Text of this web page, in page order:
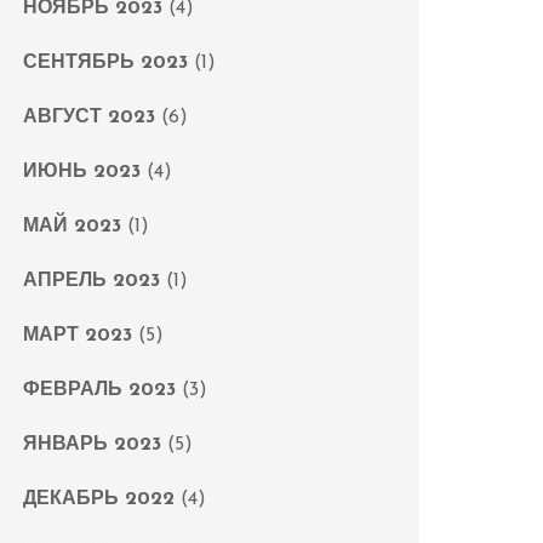
НОЯБРЬ 2023 (4)
СЕНТЯБРЬ 2023 (1)
АВГУСТ 2023 (6)
ИЮНЬ 2023 (4)
МАЙ 2023 (1)
АПРЕЛЬ 2023 (1)
МАРТ 2023 (5)
ФЕВРАЛЬ 2023 (3)
ЯНВАРЬ 2023 (5)
ДЕКАБРЬ 2022 (4)